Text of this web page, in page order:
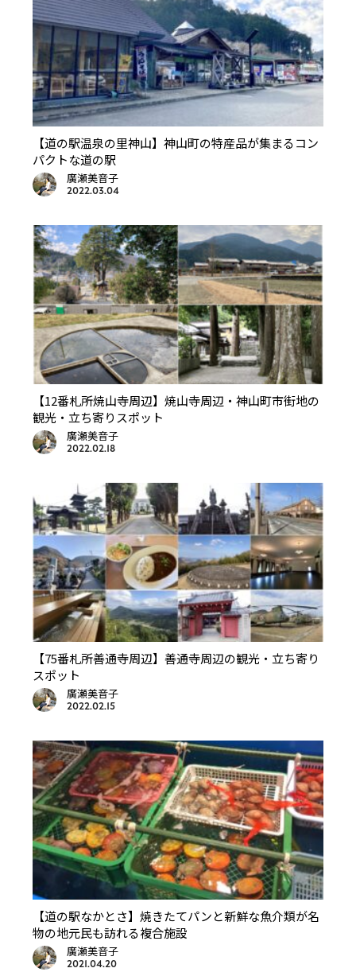
【道の駅温泉の里神山】神山町の特産品が集まるコン
パクトな道の駅
廣瀬美音子
2022.03.04
【12番札所焼山寺周辺】焼山寺周辺・神山町市街地の
観光・立ち寄りスポット
廣瀬美音子
2022.02.18
【75番札所善通寺周辺】善通寺周辺の観光・立ち寄り
スポット
廣瀬美音子
2022.02.15
【道の駅なかとさ】焼きたてパンと新鮮な魚介類が名
物の地元民も訪れる複合施設
廣瀬美音子
2021.04.20